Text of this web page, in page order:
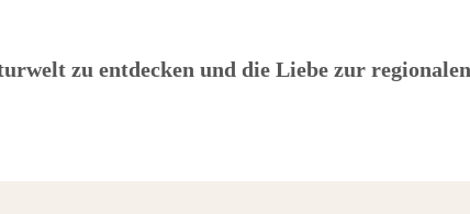
zu entdecken und die Liebe zur